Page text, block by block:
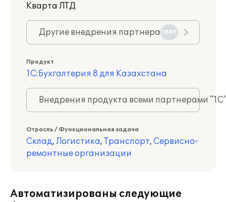
Кварта ЛТД
Другие внедрения партнера 1889
Продукт
1С:Бухгалтерия 8 для Казахстана
Внедрения продукта всеми партнерами
Отрасль / Функциональная задача
Склад, Логистика, Транспорт, Сервисно-
ремонтные организации
Автоматизированы следующие